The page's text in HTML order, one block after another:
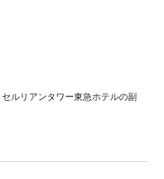
ルリアンタワー東急ホテルの副